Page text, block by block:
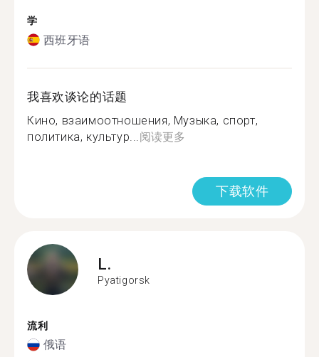
学
西班牙语
我喜欢谈论的话题
Кино, взаимоотношения, Музыка, спорт,
политика, культур... 阅读更多
下载软件
L.
Pyatigorsk
流利
俄语